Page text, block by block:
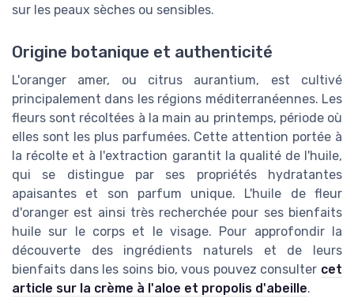
sur les peaux sèches ou sensibles.
Origine botanique et authenticité
L'oranger amer, ou citrus aurantium, est cultivé
principalement dans les régions méditerranéennes. Les
fleurs sont récoltées à la main au printemps, période où
elles sont les plus parfumées. Cette attention portée à
la récolte et à l'extraction garantit la qualité de l'huile,
qui se distingue par ses propriétés hydratantes
apaisantes et son parfum unique. L'huile de fleur
d'oranger est ainsi très recherchée pour ses bienfaits
huile sur le corps et le visage. Pour approfondir la
découverte des ingrédients naturels et de leurs
bienfaits dans les soins bio, vous pouvez consulter cet
article sur la crème à l'aloe et propolis d'abeille.